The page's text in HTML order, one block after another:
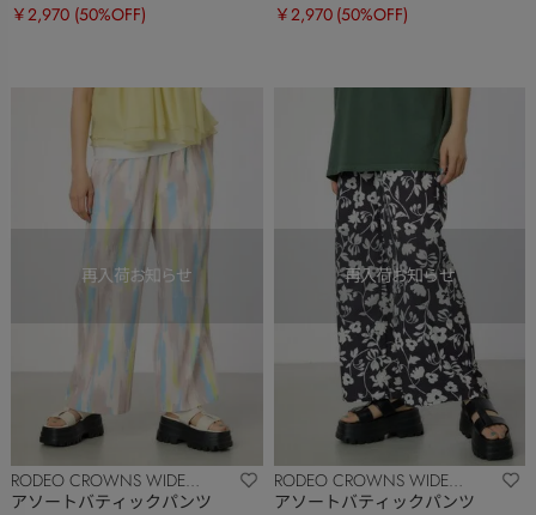
￥2,970 (50%OFF)
￥2,970 (50%OFF)
RODEO CROWNS WIDE
BOWL
アソートバティックパンツ
RODEO CROWNS WIDE
BOWL
アソートバティックパンツ